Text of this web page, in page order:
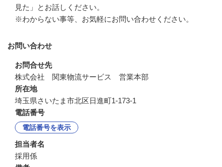
見た」とお話しください。
※わからない事等、お気軽にお問い合わせください。
お問い合わせ
お問合せ先
株式会社　関東物流サービス　営業本部
所在地
埼玉県さいたま市北区日進町1-173-1
電話番号
電話番号を表示
担当者名
採用係